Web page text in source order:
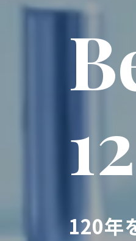
120年